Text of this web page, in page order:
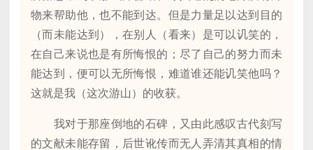
物来帮助他，也不能到达。但是力量足以达到目的
（而未能达到），在别人（看来）是可以讥笑的，
在自己来说也是有所悔恨的；尽了自己的努力而未
能达到，便可以无所悔恨，难道谁还能讥笑他吗？
这就是我（这次游山）的收获。
我对于那座倒地的石碑，又由此感叹古代刻写
的文献未能存留，后世讹传而无人弄清其真相的情